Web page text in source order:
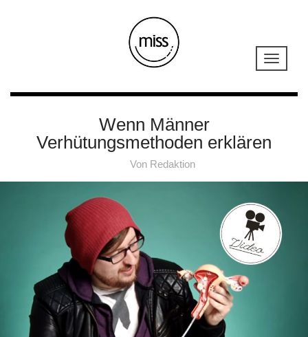
Wenn Männer
Verhütungsmethoden erklären
Von Redaktion